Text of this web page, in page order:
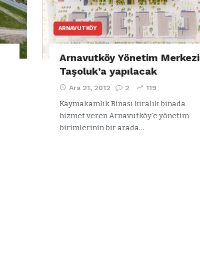
ARNAVUTKÖY
Arnavutköy Yönetim Merkezi
Taşoluk’a yapılacak
Ara 21, 2012 2 119
Kaymakamlık Binası kiralık binada
hizmet veren Arnavutköy'e yönetim
birimlerinin bir arada…